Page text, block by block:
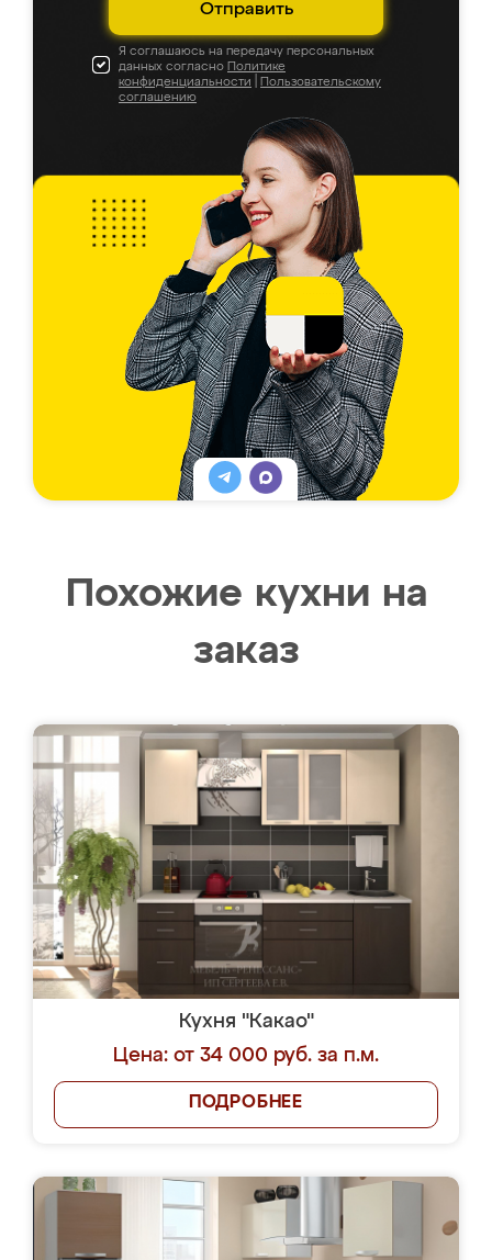
Отправить
Я соглашаюсь на передачу персональных
данных согласно Политике
конфиденциальности
Пользовательскому
соглашению
Похожие кухни на
заказ
Кухня "Какао"
Цена: от 34 000 руб. за п.м.
ПОДРОБНЕЕ